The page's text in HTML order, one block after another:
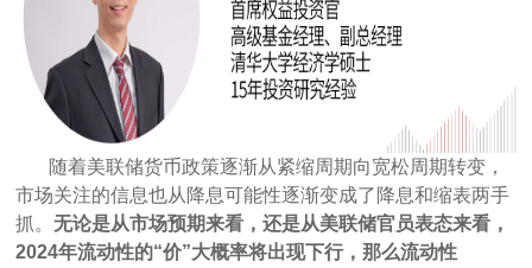
随着美联储货币政策逐渐从紧缩周期向宽松周期转变，
市场关注的信息也从降息可能性逐渐变成了降息和缩表两手
抓。无论是从市场预期来看，还是从美联储官员表态来看，
2024年流动性的“价”大概率将出现下行，那么流动性